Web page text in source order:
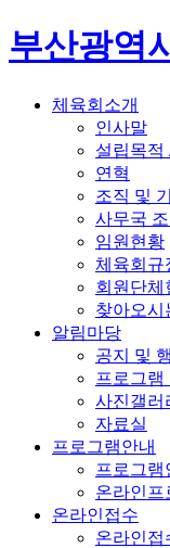
부산광역
체육회소개
인사말
설립목적
연혁
조직 및
사무국
임원현황
체육회규
회원단체
찾아오시
알림마당
공지 및
프로그램
사진갤러
자료실
프로그램안내
프로그램
온라인프
온라인접수
온라인접